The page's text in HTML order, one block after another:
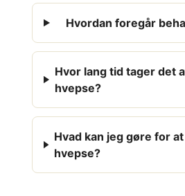
Hvordan foregår
Hvor lang tid tager det
hvepse?
Hvad kan jeg gøre for
hvepse?